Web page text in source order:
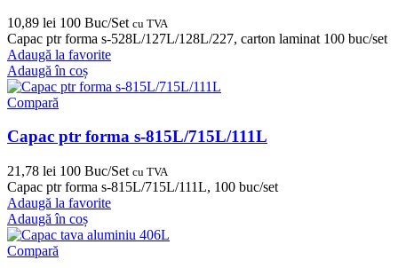
10,89 lei 100 Buc/Set cu TVA
Capac ptr forma s-528L/127L/128L/227, carton laminat 100 buc/set
Adaugă la favorite
Adaugă în coș
Compară
Capac ptr forma s-815L/715L/111L
21,78 lei 100 Buc/Set cu TVA
Capac ptr forma s-815L/715L/111L, 100 buc/set
Adaugă la favorite
Adaugă în coș
Compară